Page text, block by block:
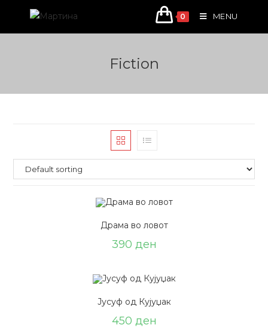
content
0 MENU
Fiction
Драма во ловот
390 ден
Јусуф од Кујуџак
450 ден